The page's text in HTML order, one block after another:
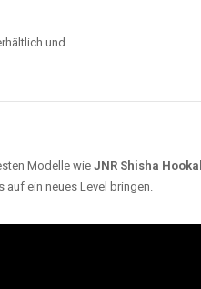
und
Modelle wie JNR Shisha
ein neues Level bringen.